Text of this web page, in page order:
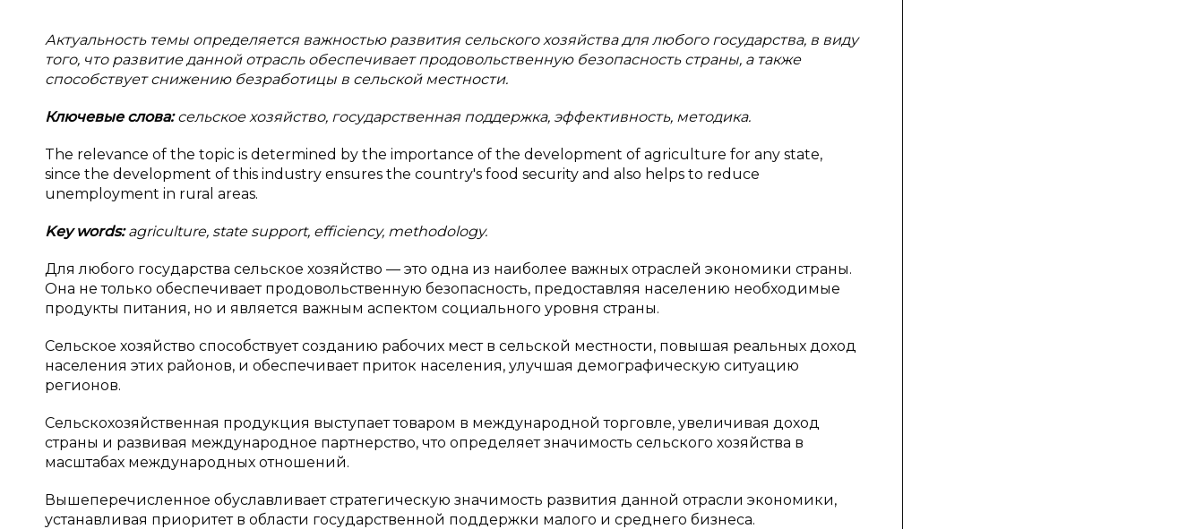
Актуальность темы определяется важностью развития сельского хозяйства для любого государства, в виду
того, что развитие данной отрасль обеспечивает продовольственную безопасность страны, а также
способствует снижению безработицы в сельской местности.
Ключевые слова:сельское хозяйство, государственная поддержка, эффективность, методика.
The relevance of the topic is determined by the importance of the development of agriculture for any state,
since the development of this industry ensures the country's food security and also helps to reduce
unemployment in rural areas.
Key words:agriculture, state support, efficiency, methodology.
Для любого государства сельское хозяйство — это одна из наиболее важных отраслей экономики страны.
Она не только обеспечивает продовольственную безопасность, предоставляя населению необходимые
продукты питания, но и является важным аспектом социального уровня страны.
Сельское хозяйство способствует созданию рабочих мест в сельской местности, повышая реальных доход
населения этих районов, и обеспечивает приток населения, улучшая демографическую ситуацию
регионов.
Сельскохозяйственная продукция выступает товаром в международной торговле, увеличивая доход
страны и развивая международное партнерство, что определяет значимость сельского хозяйства в
масштабах международных отношений.
Вышеперечисленное обуславливает стратегическую значимость развития данной отрасли экономики,
устанавливая приоритет в области государственной поддержки малого и среднего бизнеса.